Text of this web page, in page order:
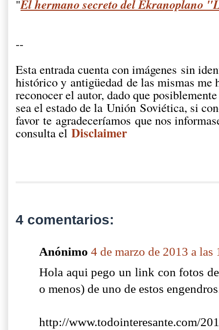
"El hermano secreto del Ekranoplano
--
Esta entrada cuenta conimágenes sin
histórico y antigüedad de las mismas me
reconocer el autor, dado que
sea el estado de la Unión Soviética, si
favor te agradeceríamos que nos
consulta el Disclaimer
4 comentarios:
Anónimo 4 de marzo de 2013 a las
Hola aqui pego un link con fotos
o menos) de uno de estos
http://www.todointeresante.com/